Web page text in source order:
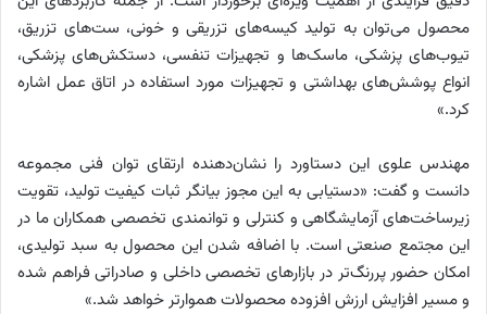
محصول می‌توان به تولید کیسه‌های تزریقی و خونی، ست‌های تزریق،
تیوب‌های پزشکی، ماسک‌ها و تجهیزات تنفسی، دستکش‌های پزشکی،
انواع پوشش‌های بهداشتی و تجهیزات مورد استفاده در اتاق عمل اشاره
کرد.»
مهندس علوی این دستاورد را نشان‌دهنده ارتقای توان فنی مجموعه
دانست و گفت: «دستیابی به این مجوز بیانگر ثبات کیفیت تولید، تقویت
زیرساخت‌های آزمایشگاهی و کنترلی و توانمندی تخصصی همکاران ما در
این مجتمع صنعتی است. با اضافه شدن این محصول به سبد تولیدی،
امکان حضور پررنگ‌تر در بازارهای تخصصی داخلی و صادراتی فراهم شده
و مسیر افزایش ارزش افزوده محصولات هموارتر خواهد شد.»